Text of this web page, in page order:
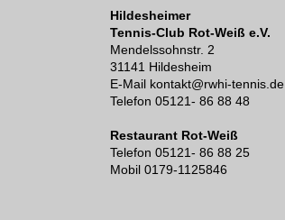
Hildesheimer
Tennis-Club Rot-Weiß e.V.
Mendelssohnstr. 2
31141 Hildesheim
E-Mail kontakt@rwhi-tennis.de
Telefon 05121- 86 88 48
Restaurant Rot-Weiß
Telefon 05121- 86 88 25
Mobil 0179-1125846